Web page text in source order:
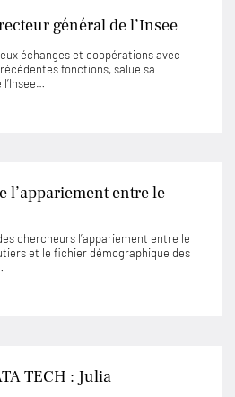
général de l’Insee
échanges et coopérations avec
fonctions, salue sa
l’appariement entre le
chercheurs l’appariement entre le
et le fichier démographique des
TECH : Julia